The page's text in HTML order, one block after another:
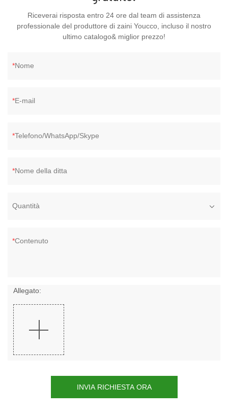
Riceverai risposta entro 24 ore dal team di assistenza
professionale del produttore di zaini Youcco, incluso il nostro
ultimo catalogo& miglior prezzo!
Nome
E-mail
Telefono/WhatsApp/Skype
Nome della ditta
Quantità
Contenuto
Allegato:
INVIA RICHIESTA ORA